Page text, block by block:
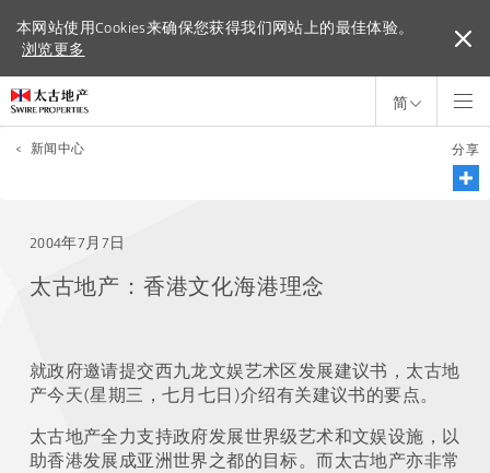
本网站使用Cookies来确保您获得我们网站上的最佳体验。
浏览更多
本网站使用Cookies来确保您获得我们网站上的最佳体验。
浏览更多
简
< 新闻中心 分享
2004年7月7日
太古地产：香港文化海港理念
就政府邀请提交西九龙文娱艺术区发展建议书，太古地
产今天(星期三，七月七日)介绍有关建议书的要点。
太古地产全力支持政府发展世界级艺术和文娱设施，以
助香港发展成亚洲世界之都的目标。而太古地产亦非常